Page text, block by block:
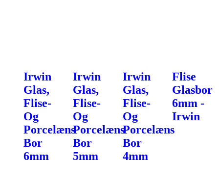
Irwin
Glas,
Flise-
Og
Porcelæns
Bor
6mm
Irwin
Glas,
Flise-
Og
Porcelæns
Bor
5mm
Irwin
Glas,
Flise-
Og
Porcelæns
Bor
4mm
Flise
Glasbor
6mm -
Irwin